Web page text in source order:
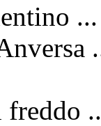
freddo